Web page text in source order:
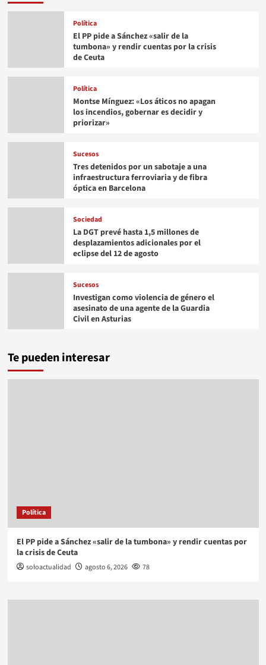
Política
El PP pide a Sánchez «salir de la
tumbona» y rendir cuentas por la crisis
de Ceuta
Política
Montse Mínguez: «Los áticos no apagan
los incendios, gobernar es decidir y
priorizar»
Sucesos
Tres detenidos por un sabotaje a una
infraestructura ferroviaria y de fibra
óptica en Barcelona
Sociedad
La DGT prevé hasta 1,5 millones de
desplazamientos adicionales por el
eclipse del 12 de agosto
Sucesos
Investigan como violencia de género el
asesinato de una agente de la Guardia
Civil en Asturias
Te pueden interesar
Política
El PP pide a Sánchez «salir de la tumbona» y rendir cuentas por
la crisis de Ceuta
soloactualidad agosto 6, 2026 78